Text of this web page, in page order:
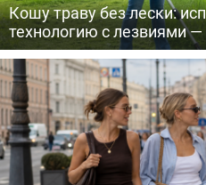
Кошу траву без лески:
технологию с лезвиями